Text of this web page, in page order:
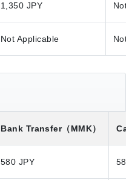
1,350 JPY Not
Not Applicable Not
Bank Transfer（MMK）
580 JPY 580